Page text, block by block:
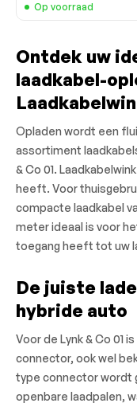
Op voorraad
Ontdek uw
laadkabel-
Opladen wordt een
assortiment
& Co 01.
heeft. Voor
compacte laadkabel
meter ideaal is voor
toegang heeft tot uw
De juiste
hybride auto
Voor de Lynk & Co 01
connector, ook wel
type connector wordt
openbare laadpalen,